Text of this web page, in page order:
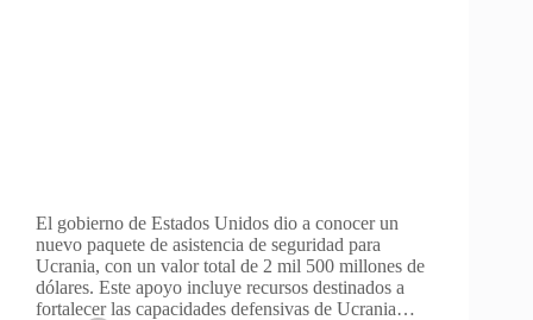
El gobierno de Estados Unidos dio a conocer un
nuevo paquete de asistencia de seguridad para
Ucrania, con un valor total de 2 mil 500 millones de
dólares. Este apoyo incluye recursos destinados a
fortalecer las capacidades defensivas de Ucrania…